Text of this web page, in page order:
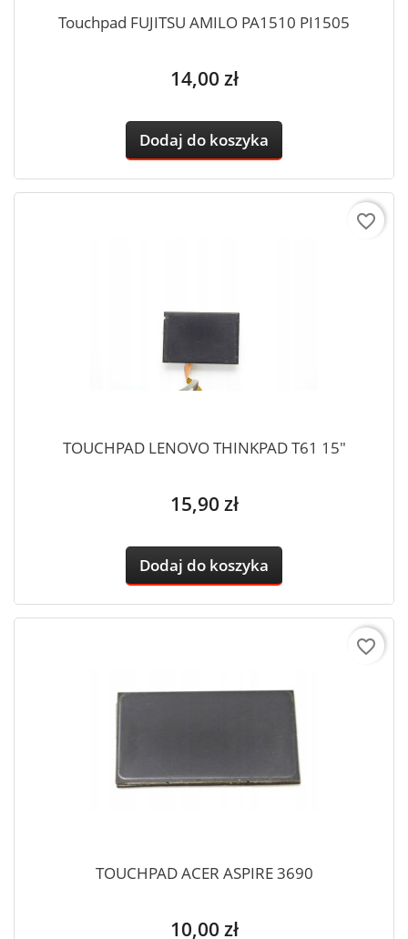
Touchpad FUJITSU AMILO PA1510 PI1505
Cena
14,00 zł
Dodaj do koszyka
TOUCHPAD LENOVO THINKPAD T61 15"
Cena
15,90 zł
Dodaj do koszyka
favorite_border
TOUCHPAD ACER ASPIRE 3690
Cena
10,00 zł
favorite_border